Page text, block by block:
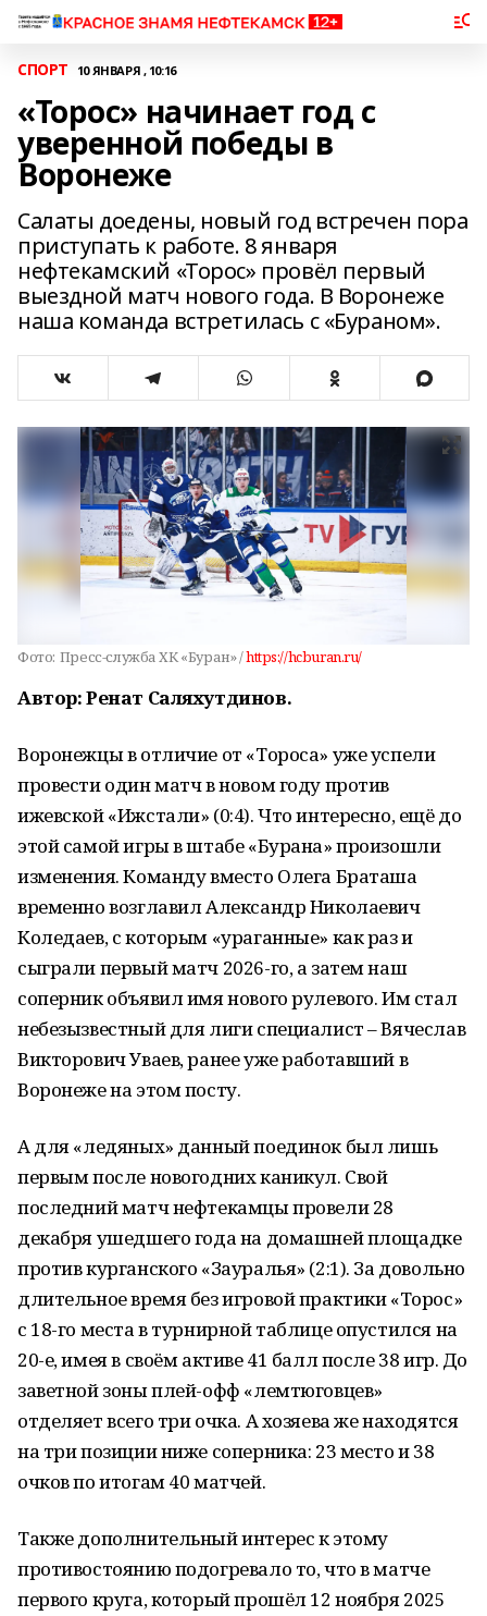
СПОРТ 10 ЯНВАРЯ , 10:16
«Торос» начинает год с
уверенной победы в
Воронеже
Салаты доедены, новый год встречен пора
приступать к работе. 8 января
нефтекамский «Торос» провёл первый
выездной матч нового года. В Воронеже
наша команда встретилась с «Бураном».
Фото: Пресс-служба ХК «Буран» /https://hcburan.ru/
Автор: Ренат Саляхутдинов.
Воронежцы в отличие от «Тороса» уже успели
провести один матч в новом году против
ижевской «Ижстали» (0:4). Что интересно, ещё до
этой самой игры в штабе «Бурана» произошли
изменения. Команду вместо Олега Браташа
временно возглавил Александр Николаевич
Коледаев, с которым «ураганные» как раз и
сыграли первый матч 2026-го, а затем наш
соперник объявил имя нового рулевого. Им стал
небезызвестный для лиги специалист – Вячеслав
Викторович Уваев, ранее уже работавший в
Воронеже на этом посту.
А для «ледяных» данный поединок был лишь
первым после новогодних каникул. Свой
последний матч нефтекамцы провели 28
декабря ушедшего года на домашней площадке
против курганского «Зауралья» (2:1). За довольно
длительное время без игровой практики «Торос»
с 18-го места в турнирной таблице опустился на
20-е, имея в своём активе 41 балл после 38 игр. До
заветной зоны плей-офф «лемтюговцев»
отделяет всего три очка. А хозяева же находятся
на три позиции ниже соперника: 23 место и 38
очков по итогам 40 матчей.
Также дополнительный интерес к этому
противостоянию подогревало то, что в матче
первого круга, который прошёл 12 ноября 2025